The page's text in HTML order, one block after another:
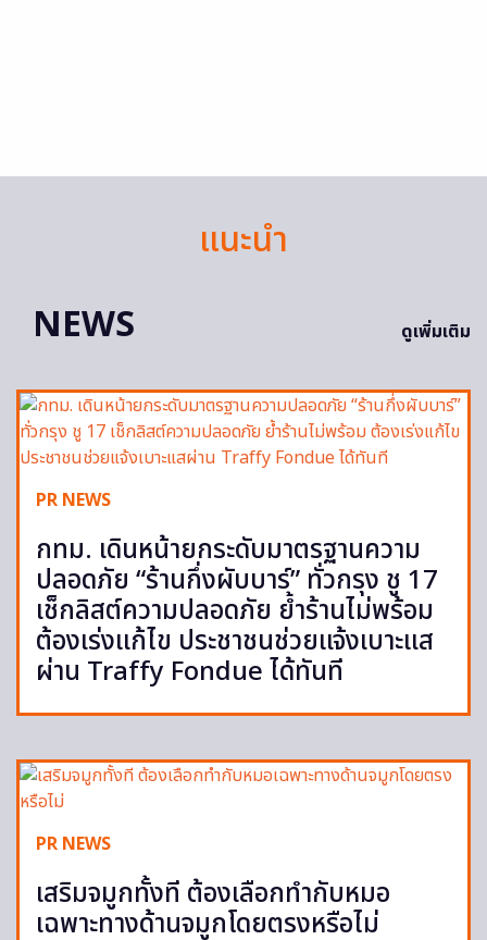
แนะนำ
NEWS
ดูเพิ่มเติม
PR NEWS
กทม. เดินหน้ายกระดับมาตรฐานความ
ปลอดภัย “ร้านกึ่งผับบาร์” ทั่วกรุง ชู 17
เช็กลิสต์ความปลอดภัย ย้ำร้านไม่พร้อม
ต้องเร่งแก้ไข ประชาชนช่วยแจ้งเบาะแส
ผ่าน Traffy Fondue ได้ทันที
PR NEWS
เสริมจมูกทั้งที ต้องเลือกทำกับหมอ
เฉพาะทางด้านจมูกโดยตรงหรือไม่